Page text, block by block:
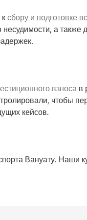
сбору и подготовке
а также
взноса в
чтобы
кейсов.
Вануату. Наши